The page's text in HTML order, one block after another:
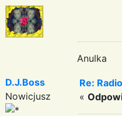
Anulka
D.J.Boss
Nowicjusz
Re:
«